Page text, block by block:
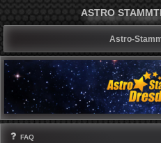
ASTRO
Astro-
FAQ